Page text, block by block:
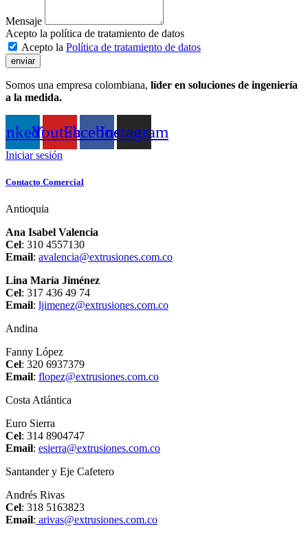
Mensaje
Acepto la política de tratamiento de datos
Acepto la Política de tratamiento de datos
enviar
Somos una empresa colombiana, líder en soluciones de ingeniería
a la medida.
YoutubeFacebookInstagram
Iniciar sesión
Contacto Comercial
Antioquia
Ana Isabel Valencia
Cel: 310 4557130
Email: avalencia@extrusiones.com.co
Lina María Jiménez
Cel: 317 436 49 74
Email: ljimenez@extrusiones.com.co
Andina
Fanny López
Cel: 320 6937379
Email: flopez@extrusiones.com.co
Costa Atlántica
Euro Sierra
Cel: 314 8904747
Email: esierra@extrusiones.com.co
Santander y Eje Cafetero
Andrés Rivas
Cel: 318 5163823
Email: arivas@extrusiones.com.co